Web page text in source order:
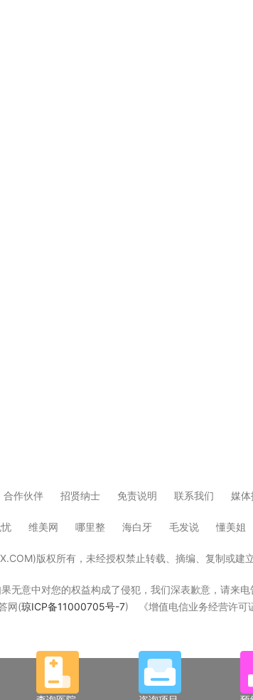
合作伙伴 招贤纳士 免责说明 联系我们 媒体
维美网 哪里整 海白牙 毛发说 懂美姐
版权所有，未经授权禁止转载、摘编、复制或建
无意中对您的权益构成了侵犯，我们深表歉意，请来
网(琼ICP备11000705号-7) 《增值电信业务经营许可